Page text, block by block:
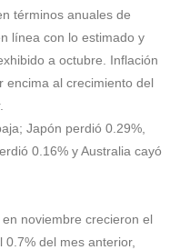
términos anuales de
línea con lo estimado y
a octubre. Inflación
encima al crecimiento del
Japón perdió 0.29%,
0.16% y Australia cayó
noviembre crecieron el
del mes anterior,